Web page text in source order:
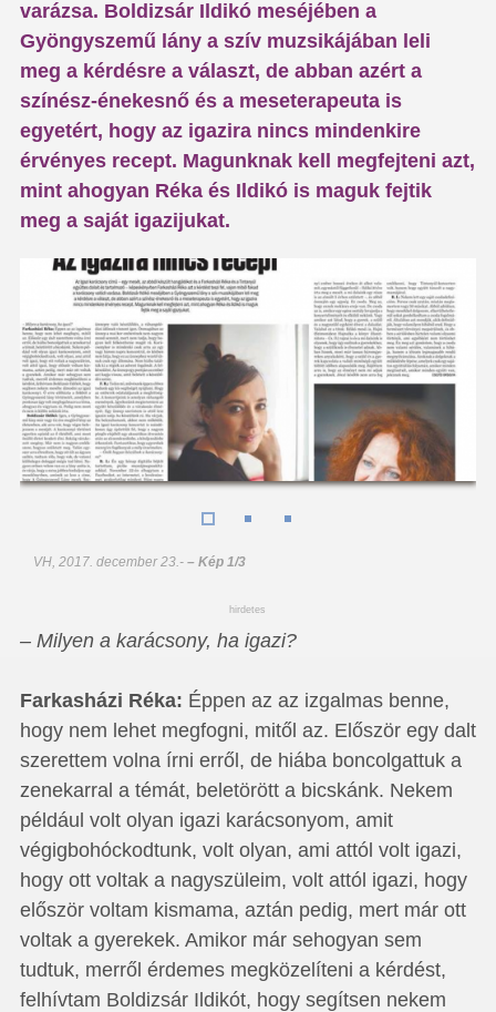
varázsa. Boldizsár Ildikó meséjében a
Gyöngyszemű lány a szív muzsikájában leli
meg a kérdésre a választ, de abban azért a
színész-énekesnő és a meseterapeuta is
egyetért, hogy az igazira nincs mindenkire
érvényes recept. Magunknak kell megfejteni azt,
mint ahogyan Réka és Ildikó is maguk fejtik
meg a saját igazijukat.
VH, 2017. december 23.-– Kép 1/3
hirdetes
– Milyen a karácsony, ha igazi?
Farkasházi Réka: Éppen az az izgalmas benne,
hogy nem lehet megfogni, mitől az. Először egy dalt
szerettem volna írni erről, de hiába boncolgattuk a
zenekarral a témát, beletörött a bicskánk. Nekem
például volt olyan igazi karácsonyom, amit
végigbohóckodtunk, volt olyan, ami attól volt igazi,
hogy ott voltak a nagyszüleim, volt attól igazi, hogy
először voltam kismama, aztán pedig, mert már ott
voltak a gyerekek. Amikor már sehogyan sem
tudtuk, merről érdemes megközelíteni a kérdést,
felhívtam Boldizsár Ildikót, hogy segítsen nekem